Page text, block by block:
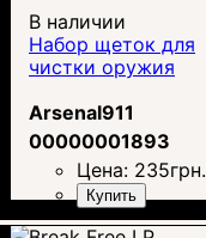
В наличии
Набор щеток для
чистки оружия
Arsenal911
00000001893
Цена: 235грн.
Купить